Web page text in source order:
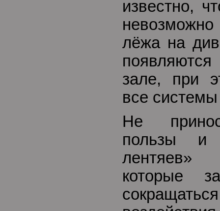
известно,
лёжа на
зале, при
все
Не
пользы и
лентяев»
которые